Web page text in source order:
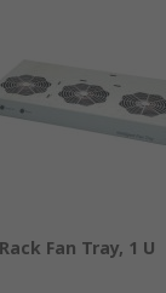
Fan Tray, 1 U